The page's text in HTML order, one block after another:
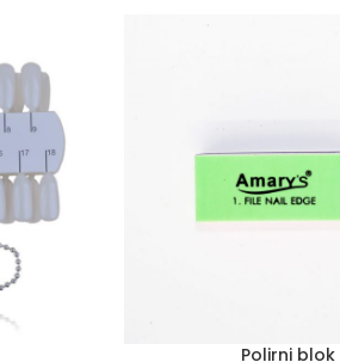
Polirni blok